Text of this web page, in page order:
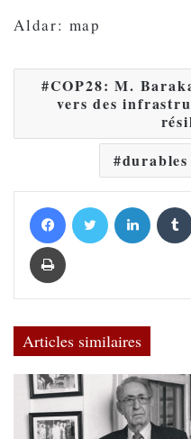
Aldar: map
COP28: M.
vers des
Articles similaires